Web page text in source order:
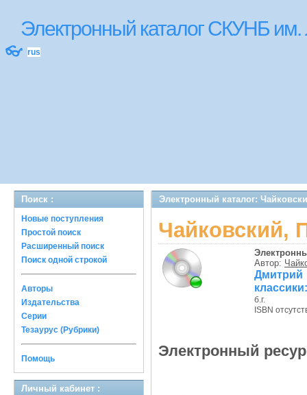
Электронный каталог СКУНБ
👓 rus
Поиск :
Новые поступления
Простой поиск
Расширенный поиск
Поиск одной строкой
Авторы
Издательства
Серии
Тезаурус (Рубрики)
Помощь
Личный кабинет :
Электронный каталог:
Чайковский,
Автор:
Дмитрий
б.г.
ISBN
Электронный